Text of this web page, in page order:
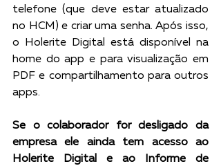
telefone (que deve estar atualizado
no HCM) e criar uma senha. Após isso,
o Holerite Digital está disponível na
home do app e para visualização em
PDF e compartilhamento para outros
apps.
Se o colaborador for desligado da
empresa ele ainda tem acesso ao
Holerite Digital e ao Informe de